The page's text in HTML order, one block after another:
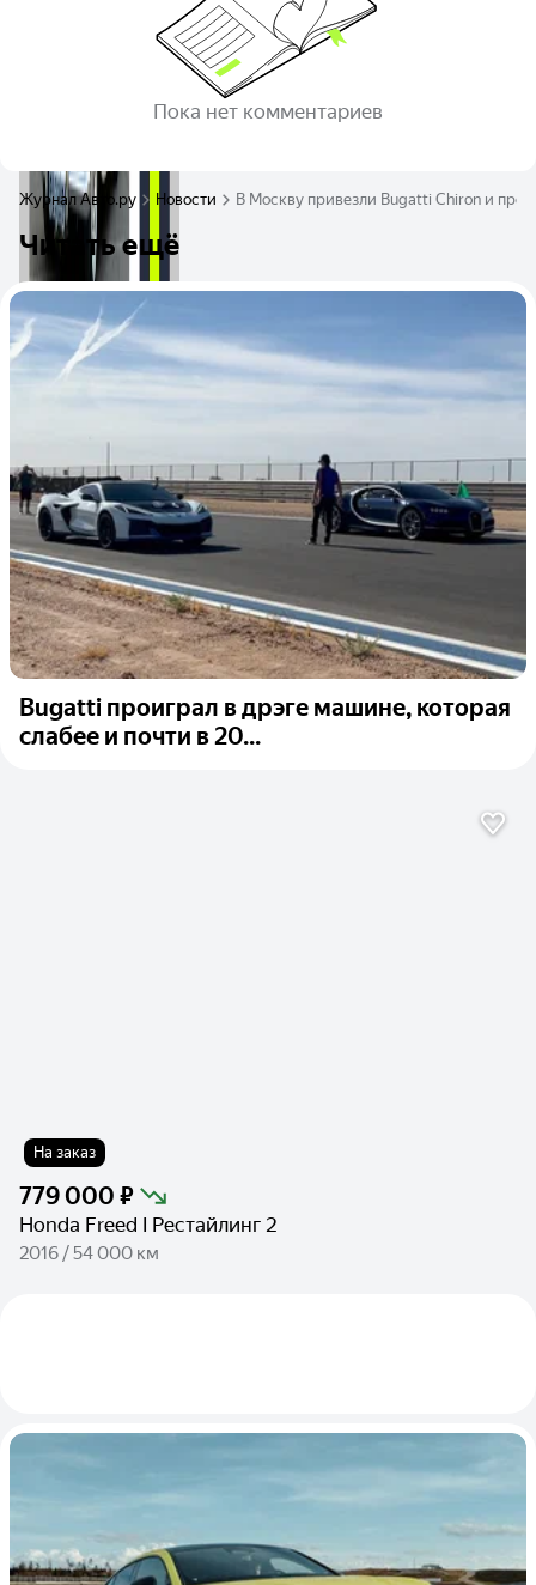
Пока нет комментариев
Журнал Авто.ру Новости В Москву привезли Bugatti Chiron и
Читать ещё
Bugatti проиграл в дрэге машине, которая
слабее и почти в 20...
На заказ
779 000 ₽
Honda Freed I Рестайлинг 2
2016 / 54 000 км